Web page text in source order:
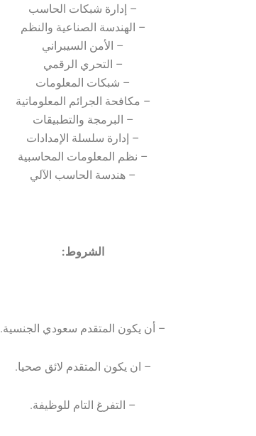
– إدارة شبكات الحاسب
– الهندسة الصناعية والنظم
– الأمن السيبراني
– التحري الرقمي
– شبكات المعلومات
– مكافحة الجرائم المعلوماتية
– البرمجة والتطبيقات
– إدارة سلسلة الإمدادات
– نظم المعلومات المحاسبية
– هندسة الحاسب الآلي
الشروط:
– أن يكون المتقدم سعودي الجنسية.
– ان يكون المتقدم لائق صحيا.
– التفرغ التام للوظيفة.